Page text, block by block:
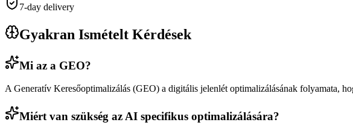
7-day delivery
Gyakran Ismételt Kérdések
Mi az a GEO?
A Generatív Keresőoptimalizálás (GEO) a digitális jelenlét optimalizálásának folyamata,
Miért van szükség az AI specifikus optimalizálására?